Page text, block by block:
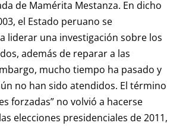
de Mamérita Mestanza. En dicho
el Estado peruano se
liderar una investigación sobre los
además de reparar a las
mucho tiempo ha pasado y
no han sido atendidos. El término
forzadas” no volvió a hacerse
elecciones presidenciales de 2011,